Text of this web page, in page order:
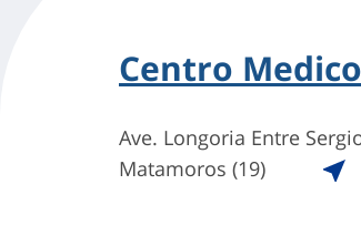
Centro
Ave. Longoria Entre
Matamoros (19)